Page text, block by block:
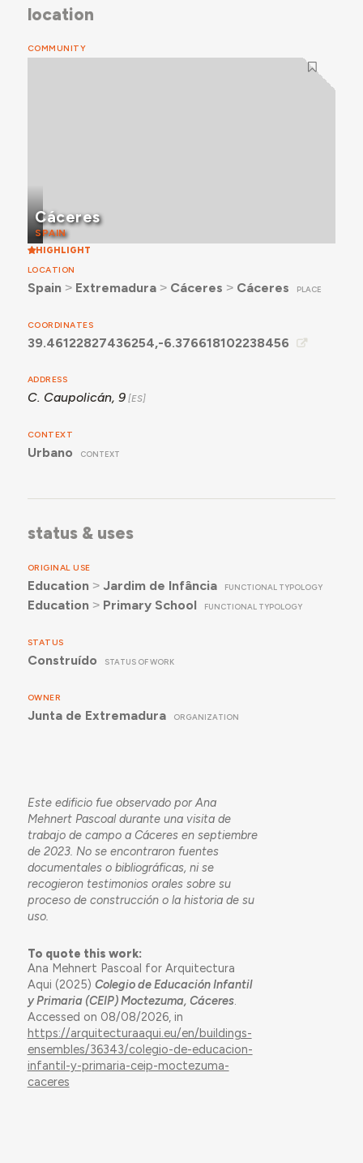
location
COMMUNITY
Cáceres
SPAIN
HIGHLIGHT
LOCATION
Spain ˃ Extremadura˃ Cáceres ˃ Cáceres PLACE
COORDINATES
39.46122827436254,-6.376618102238456
ADDRESS
C. Caupolicán, 9
CONTEXT
Urbano CONTEXT
status & uses
ORIGINAL USE
Education ˃ Jardim de Infância FUNCTIONAL TYPOLOGY
Education ˃ Primary School FUNCTIONAL TYPOLOGY
STATUS
Construído STATUS OF WORK
OWNER
Junta de Extremadura ORGANIZATION
Este edificio fue observado por Ana
Mehnert Pascoal durante una visita de
trabajo de campo a Cáceres en septiembre
de 2023. No se encontraron fuentes
documentales o bibliográficas, ni se
recogieron testimonios orales sobre su
proceso de construcción o la historia de su
uso.
To quote this work:
Ana Mehnert Pascoal for Arquitectura
Aqui (2025) Colegio de Educación Infantil
y Primaria (CEIP) Moctezuma, Cáceres.
Accessed on 08/08/2026, in
https://arquitecturaaqui.eu/en/buildings-
ensembles/36343/colegio-de-educacion-
infantil-y-primaria-ceip-moctezuma-
caceres